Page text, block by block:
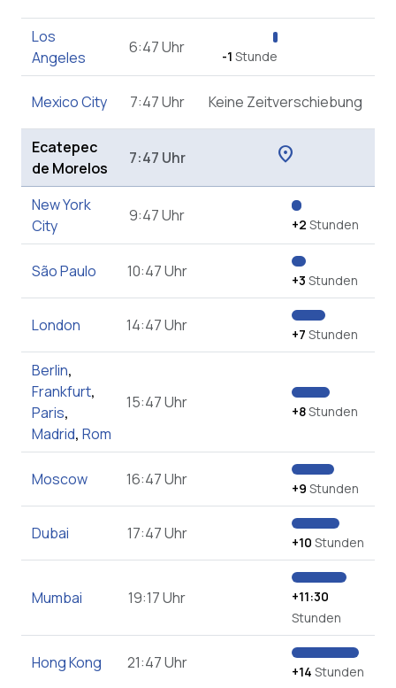
Los
Angeles
6:47 Uhr -1 Stunde
Mexico City 7:47 Uhr Keine Zeitverschiebung
Ecatepec
de Morelos
7:47 Uhr location_on
New York
City
9:47 Uhr +2 Stunden
São Paulo 10:47 Uhr +3 Stunden
London 14:47 Uhr +7 Stunden
Berlin,
Frankfurt,
Paris,
Madrid, Rom
15:47 Uhr +8Stunden
Moscow 16:47 Uhr +9 Stunden
Dubai 17:47 Uhr +10 Stunden
Mumbai 19:17 Uhr
+11:30
Stunden
Hong Kong 21:47 Uhr +14 Stunden